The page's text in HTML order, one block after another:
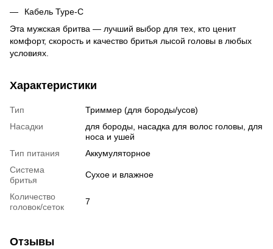
Кабель Type-C
Эта мужская бритва — лучший выбор для тех, кто ценит
комфорт, скорость и качество бритья лысой головы в любых
условиях.
Характеристики
Тип
Триммер (для бороды/усов)
Насадки
для бороды, насадка для волос головы, для
носа и ушей
Тип питания
Аккумуляторное
Система
бритья
Сухое и влажное
Количество
головок/сеток
7
Отзывы